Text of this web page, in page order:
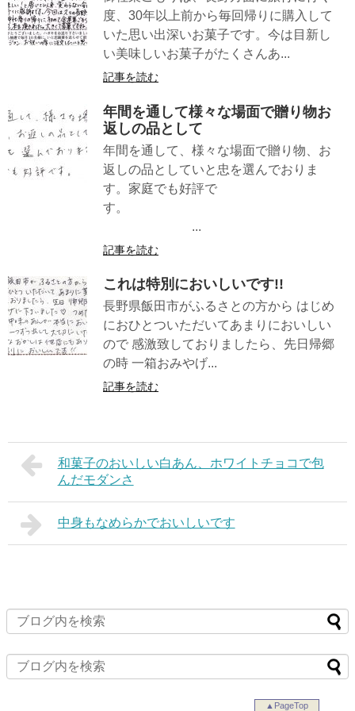
度、30年以上前から毎回帰りに購入して
いた思い出深いお菓子です。今は目新し
い美味しいお菓子がたくさんあ...
記事を読む
年間を通して様々な場面で贈り物お
返しの品として
年間を通して、様々な場面で贈り物、お
返しの品としていと忠を選んでおりま
す。家庭でも好評で
す。
...
記事を読む
これは特別においしいです!!
長野県飯田市がふるさとの方から はじめ
におひとついただいてあまりにおいしい
ので 感激致しておりましたら、先日帰郷
の時 一箱おみやげ...
記事を読む
和菓子のおいしい白あん、ホワイトチョコで包
んだモダンさ
中身もなめらかでおいしいです
▲PageTop